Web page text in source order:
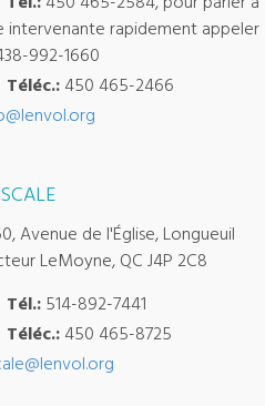
intervenante rapidement appeler
992-1660
Téléc.: 450 465-2466
Avenue de l'Église, Longueuil
LeMoyne, QC J4P 2C8
Tél.: 514-892-7441
Téléc.: 450 465-8725